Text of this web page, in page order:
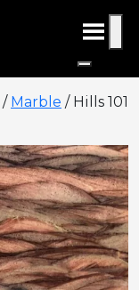
/ Marble / Hills 101